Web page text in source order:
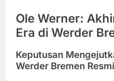
Ole Werner:
Era di Werder
Keputusan
Werder Bremen